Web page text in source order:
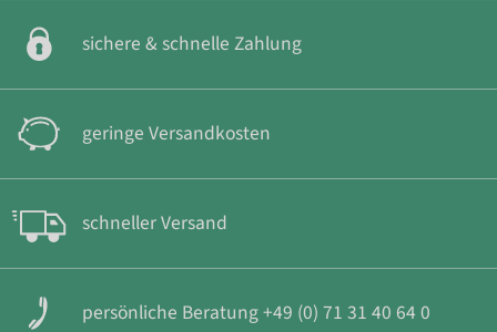
sichere & schnelle Zahlung
geringe Versandkosten
schneller Versand
persönliche Beratung +49 (0) 71 31 40 64 0